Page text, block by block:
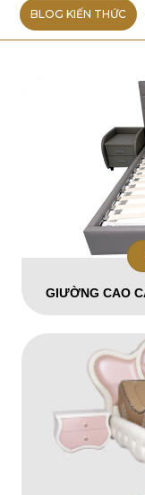
BLOG KIẾN THỨC
GIƯỜNG CAO